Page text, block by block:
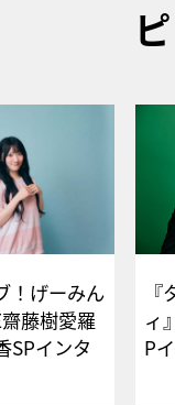
！げーみん
藤樹愛羅
SPインタ
ィ
P